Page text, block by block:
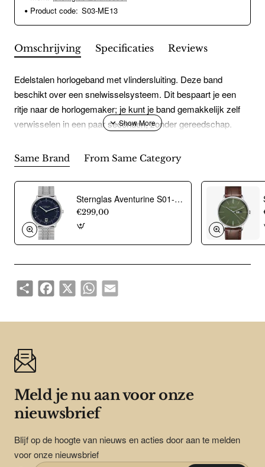
Product code: S03-ME13
Omschrijving Specificaties Reviews
Edelstalen horlogeband met vlindersluiting. Deze band
beschikt over een snelwisselsysteem. Dit bespaart je een
ritje naar de horlogemaker; je kunt je band gemakkelijk zelf
verwisselen in een paar seconden, zonder gereedschap.
Same Brand From Same Category
Sternglas Aventurine S01-NAN40-ME08 horloge - 24004
€299,00
ShareFacebook
X WhatsAppEmail
Meld je nu aan voor onze
nieuwsbrief
Blijf op de hoogte van nieuws en acties door aan te melden
voor onze nieuwsbrief